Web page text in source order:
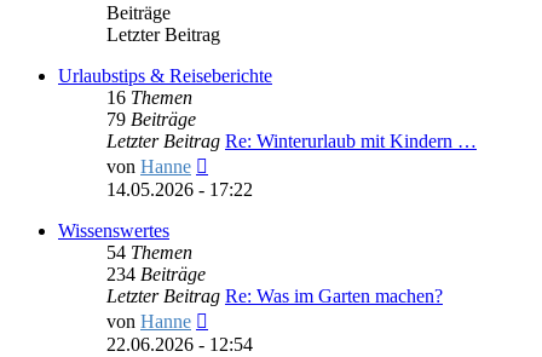
Beiträge
Letzter Beitrag
Urlaubstips & Reiseberichte
16 Themen
79 Beiträge
Letzter Beitrag Re: Winterurlaub mit Kindern …
von Hanne
Beitrag
14.05.2026 - 17:22
Wissenswertes
54 Themen
234 Beiträge
Letzter Beitrag Re: Was im Garten machen?
von Hanne
Beitrag
22.06.2026 - 12:54